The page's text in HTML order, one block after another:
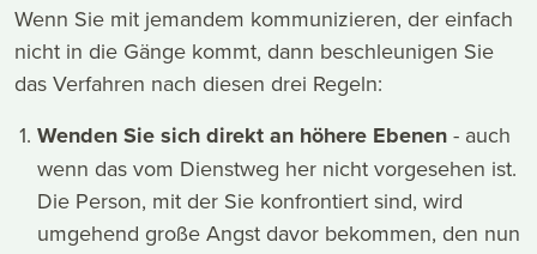
Wenn Sie mit jemandem kommunizieren, der einfach
nicht in die Gänge kommt, dann beschleunigen Sie
das Verfahren nach diesen drei Regeln:
Wenden Sie sich direkt an höhere Ebenen - auch
wenn das vom Dienstweg her nicht vorgesehen ist.
Die Person, mit der Sie konfrontiert sind, wird
umgehend große Angst davor bekommen, den nun